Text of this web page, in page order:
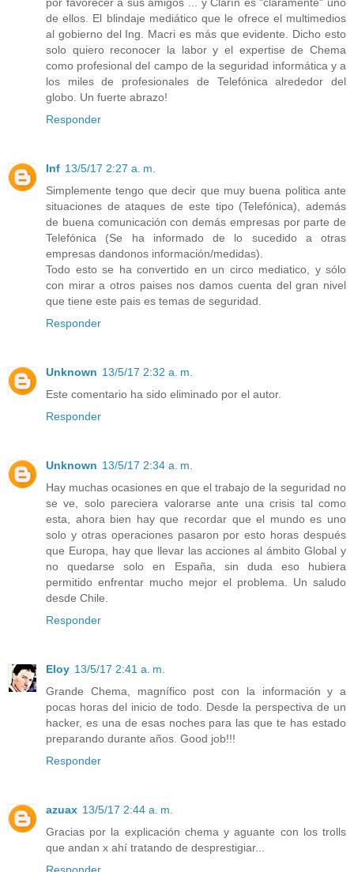
por favorecer a sus amigos ... y Clarín es "claramente" uno
de ellos. El blindaje mediático que le ofrece el multimedios
al gobierno del Ing. Macri es más que evidente. Dicho esto
solo quiero reconocer la labor y el expertise de Chema
como profesional del campo de la seguridad informática y a
los miles de profesionales de Telefónica alrededor del
globo. Un fuerte abrazo!
Responder
Inf 13/5/17 2:27 a. m.
Simplemente tengo que decir que muy buena politica ante
situaciones de ataques de este tipo (Telefónica), además
de buena comunicación con demás empresas por parte de
Telefónica (Se ha informado de lo sucedido a otras
empresas dandonos información/medidas).
Todo esto se ha convertido en un circo mediatico, y sólo
con mirar a otros paises nos damos cuenta del gran nivel
que tiene este pais es temas de seguridad.
Responder
Unknown 13/5/17 2:32 a. m.
Este comentario ha sido eliminado por el autor.
Responder
Unknown 13/5/17 2:34 a. m.
Hay muchas ocasiones en que el trabajo de la seguridad no
se ve, solo pareciera valorarse ante una crisis tal como
esta, ahora bien hay que recordar que el mundo es uno
solo y otras operaciones pasaron por esto horas después
que Europa, hay que llevar las acciones al ámbito Global y
no quedarse solo en España, sin duda eso hubiera
permitido enfrentar mucho mejor el problema. Un saludo
desde Chile.
Responder
Eloy 13/5/17 2:41 a. m.
Grande Chema, magnífico post con la información y a
pocas horas del inicio de todo. Desde la perspectiva de un
hacker, es una de esas noches para las que te has estado
preparando durante años. Good job!!!
Responder
azuax 13/5/17 2:44 a. m.
Gracias por la explicación chema y aguante con los trolls
que andan x ahí tratando de desprestigiar...